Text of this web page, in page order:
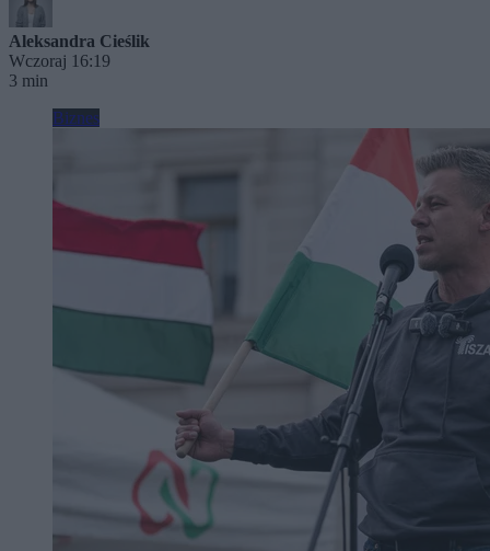
Aleksandra Cieślik
Wczoraj 16:19
3 min
Biznes